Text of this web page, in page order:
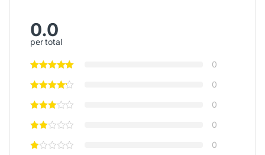
0.0
per total
0
0
0
0
0